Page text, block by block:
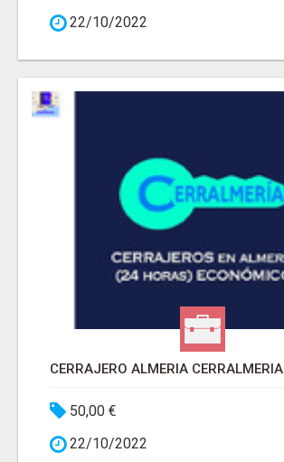
22/10/2022
CERRAJERO ALMERIA CERRALMERIA
50,00 €
22/10/2022